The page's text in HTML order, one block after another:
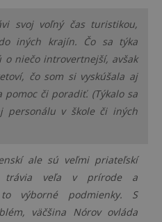
svoj voľný čas turistikou,
iných krajín. Čo sa týka
o niečo introvertnejší, avšak
čo som si vyskúšala aj
pomoc či poradiť. (Týkalo sa
personálu v škole či iných
ale sú veľmi priateľskí
trávia veľa v prírode a
výborné podmienky. S
väčšina Nórov ovláda